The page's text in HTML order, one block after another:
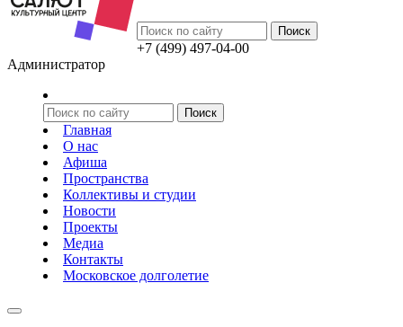
+7 (499) 497-04-00
Администратор
Главная
О нас
Афиша
Пространства
Коллективы и студии
Новости
Проекты
Медиа
Контакты
Московское долголетие